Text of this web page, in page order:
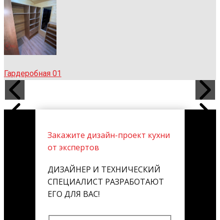
Гардеробная 01
Закажите дизайн-проект кухни
от экспертов
ДИЗАЙНЕР И ТЕХНИЧЕСКИЙ
СПЕЦИАЛИСТ РАЗРАБОТАЮТ
ЕГО ДЛЯ ВАС!